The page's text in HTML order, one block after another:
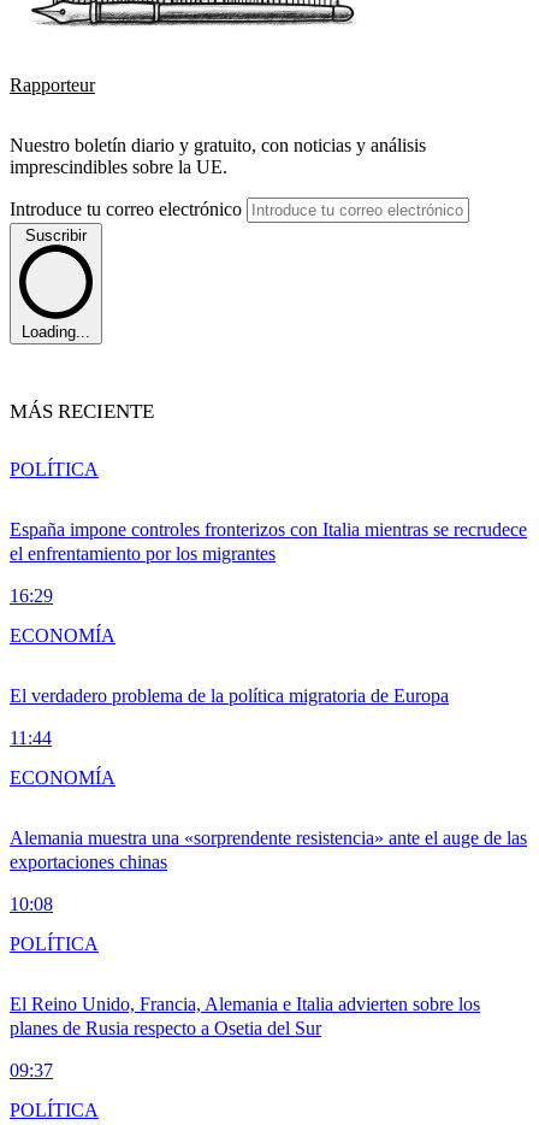
Rapporteur
Nuestro boletín diario y gratuito, con noticias y análisis
imprescindibles sobre la UE.
Introduce tu correo electrónico
Suscribir
Loading...
MÁS RECIENTE
España impone controles fronterizos con Italia mientras se recrudece
el enfrentamiento por los migrantes
16:29
POLÍTICA
El verdadero problema de la política migratoria de Europa
11:44
ECONOMÍA
Alemania muestra una «sorprendente resistencia» ante el auge de las
exportaciones chinas
10:08
ECONOMÍA
El Reino Unido, Francia, Alemania e Italia advierten sobre los
planes de Rusia respecto a Osetia del Sur
09:37
POLÍTICA
POLÍTICA